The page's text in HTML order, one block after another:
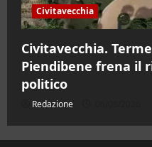
Civitavecchia
Civitavecchia.
Piendibene frena il
politico
Redazione